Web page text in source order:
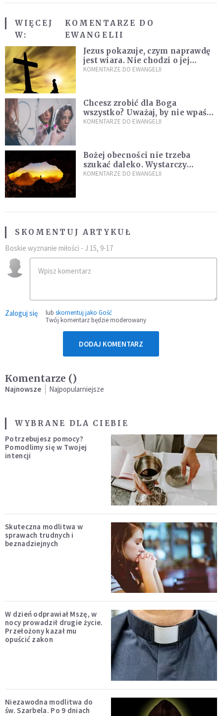
WIĘCEJ
W:
KOMENTARZE DO
EWANGELII
Jezus pokazuje, czym naprawdę
jest wiara. Nie chodzi o jej
wielkość
KOMENTARZE DO EWANGELII
Chcesz zrobić dla Boga
wszystko? Uważaj, by nie wpaść
w groźną pułapkę
KOMENTARZE DO EWANGELII
Bożej obecności nie trzeba
szukać daleko. Wystarczy
nauczyć się słuchać
KOMENTARZE DO EWANGELII
SKOMENTUJ ARTYKUŁ
Boskie wyznanie miłości - J 15, 9-17
Zaloguj się lub skomentuj jako Gość
Twój komentarz będzie moderowany
DODAJ KOMENTARZ
Komentarze ()
Najnowsze Najpopularniejsze
WYBRANE DLA CIEBIE
Potrzebujesz pomocy?
Pomodlimy się w Twojej
intencji
Skuteczna modlitwa w
sprawach trudnych i
beznadziejnych
W dzień odprawiał Mszę, w
nocy prowadził drugie życie.
Przełożony kazał mu
opuścić zakon
Niezawodna modlitwa do
św. Szarbela. Po 9 dniach